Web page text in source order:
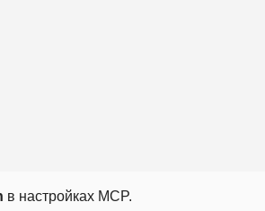
в настройках MCP.